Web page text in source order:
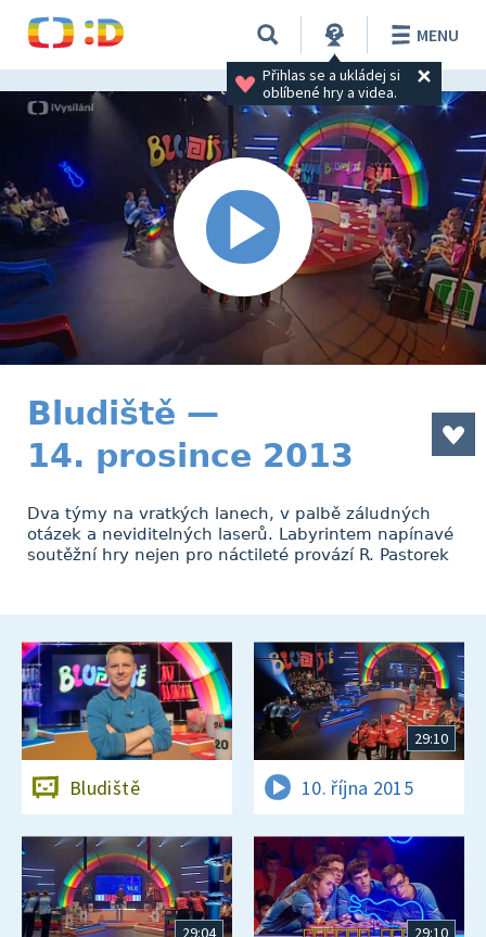
Přihlas se a ukládej si
oblíbené hry a videa.
MENU
Bludiště —
14. prosince 2013
Dva týmy na vratkých lanech, v palbě záludných
otázek a neviditelných laserů. Labyrintem napínavé
soutěžní hry nejen pro náctileté provází R. Pastorek
Bludiště
29:10
10. října 2015
29:04 29:10